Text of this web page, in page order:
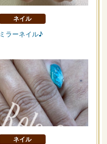
ネイル
ミラーネイル♪
ネイル